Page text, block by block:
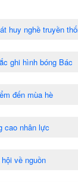
huy nghề truyền
ghi hình bóng Bác
đến mùa hè
cao nhân lực
về nguồn